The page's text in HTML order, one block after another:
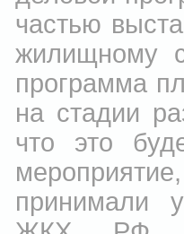
частью
жилищному
программа
на стадии
что это
принимали